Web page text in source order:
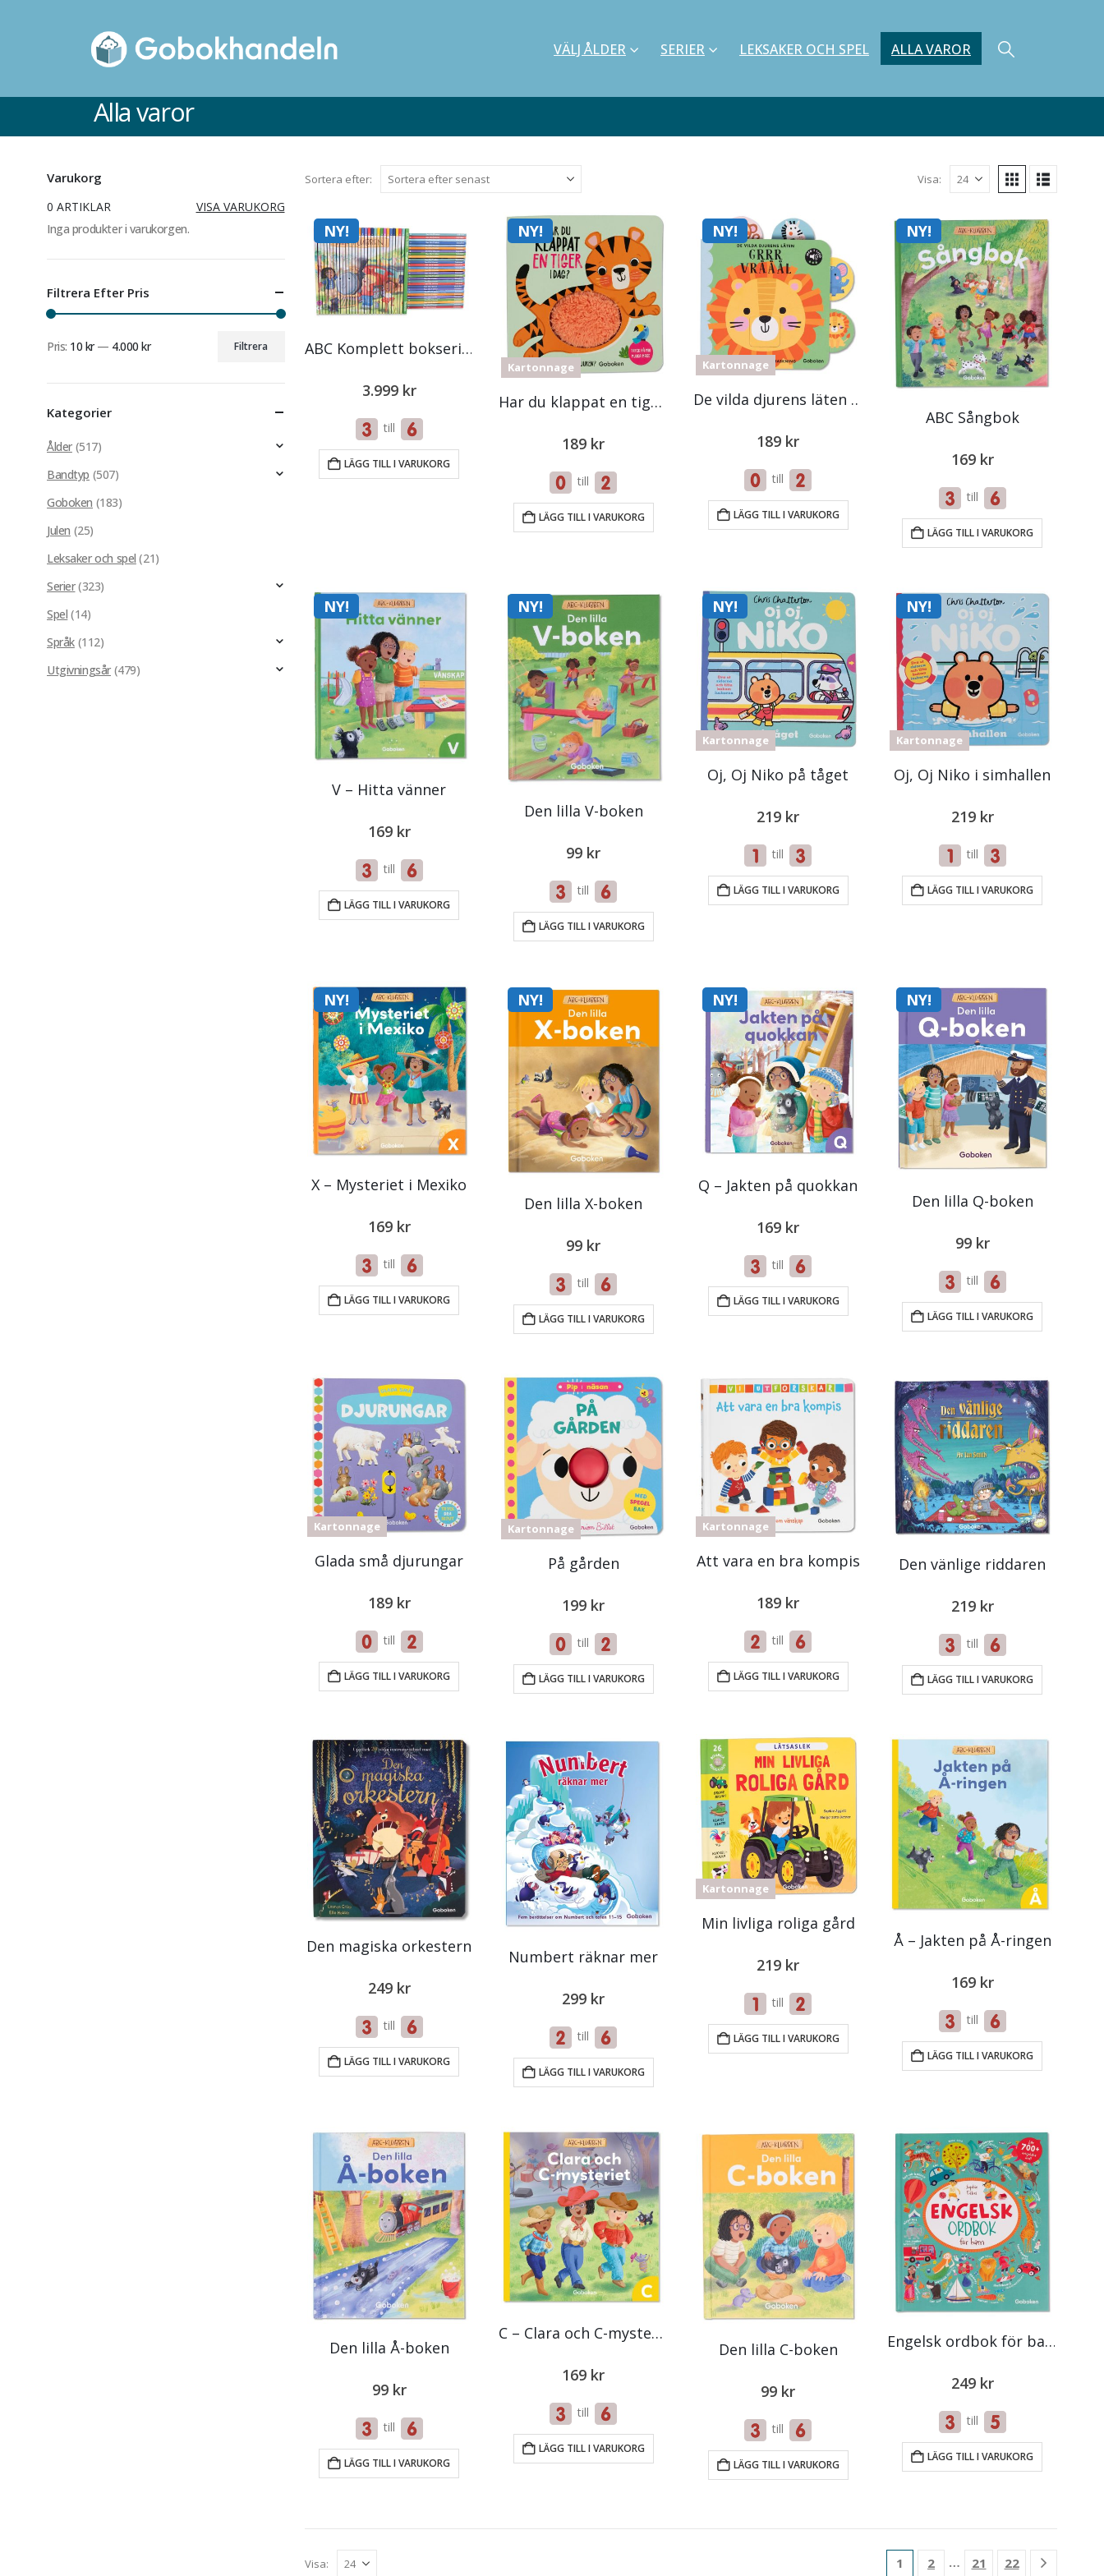
VÄLJ ÅLDER SERIER LEKSAKER OCH SPEL ALLA VAROR
Alla varor
Sortera efter: Visa:
NY!
ABC Komplett bokserie med sångbok
3.999 kr
till
LÄGG TILL I VARUKORG
Kartonnage
NY!
Har du klappat en tiger idag?
189 kr
till
LÄGG TILL I VARUKORG
Kartonnage
NY!
De vilda djurens läten GRRR VRÅÅÅL
189 kr
till
LÄGG TILL I VARUKORG
NY!
ABC Sångbok
169 kr
till
LÄGG TILL I VARUKORG
NY!
V – Hitta vänner
169 kr
till
LÄGG TILL I VARUKORG
NY!
Den lilla V-boken
99 kr
till
LÄGG TILL I VARUKORG
Kartonnage
NY!
Oj, Oj Niko på tåget
219 kr
till
LÄGG TILL I VARUKORG
Kartonnage
NY!
Oj, Oj Niko i simhallen
219 kr
till
LÄGG TILL I VARUKORG
NY!
X – Mysteriet i Mexiko
169 kr
till
LÄGG TILL I VARUKORG
NY!
Den lilla X-boken
99 kr
till
LÄGG TILL I VARUKORG
NY!
Q – Jakten på quokkan
169 kr
till
LÄGG TILL I VARUKORG
NY!
Den lilla Q-boken
99 kr
till
LÄGG TILL I VARUKORG
Kartonnage
Glada små djurungar
189 kr
till
LÄGG TILL I VARUKORG
Kartonnage
På gården
199 kr
till
LÄGG TILL I VARUKORG
Kartonnage
Att vara en bra kompis
189 kr
till
LÄGG TILL I VARUKORG
Den vänlige riddaren
219 kr
till
LÄGG TILL I VARUKORG
Den magiska orkestern
249 kr
till
LÄGG TILL I VARUKORG
Numbert räknar mer
299 kr
till
LÄGG TILL I VARUKORG
Kartonnage
Min livliga roliga gård
219 kr
till
LÄGG TILL I VARUKORG
Å – Jakten på Å-ringen
169 kr
till
LÄGG TILL I VARUKORG
Den lilla Å-boken
99 kr
till
LÄGG TILL I VARUKORG
C – Clara och C-mysteriet
169 kr
till
LÄGG TILL I VARUKORG
Den lilla C-boken
99 kr
till
LÄGG TILL I VARUKORG
Engelsk ordbok för barn
249 kr
till
LÄGG TILL I VARUKORG
Visa: 1 2 … 21 22
Varukorg
0 ARTIKLAR
VISA VARUKORG
Inga produkter i varukorgen.
Filtrera Efter Pris
pris
pris
Filtrera
Pris: 10 kr— 4.000 kr
Kategorier
Ålder (517)
Bandtyp (507)
Goboken (183)
Julen (25)
Leksaker och spel (21)
Serier(323)
Spel (14)
Språk (112)
Utgivningsår (479)